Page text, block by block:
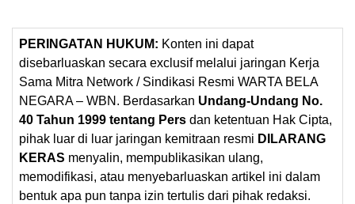
PERINGATAN HUKUM: Konten ini dapat
disebarluaskan secara exclusif melalui jaringan Kerja
Sama Mitra Network / Sindikasi Resmi WARTA BELA
NEGARA – WBN. Berdasarkan Undang-Undang No.
40 Tahun 1999 tentang Pers dan ketentuan Hak Cipta,
pihak luar di luar jaringan kemitraan resmi DILARANG
KERAS menyalin, mempublikasikan ulang,
memodifikasi, atau menyebarluaskan artikel ini dalam
bentuk apa pun tanpa izin tertulis dari pihak redaksi.